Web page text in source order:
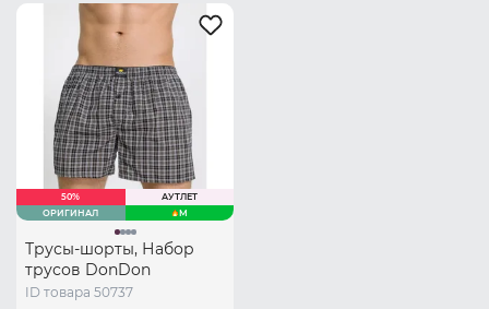
50%
АУТЛЕТ
ОРИГИНАЛ
M
Трусы-шорты, Набор
трусов DonDon
ID товара 50737